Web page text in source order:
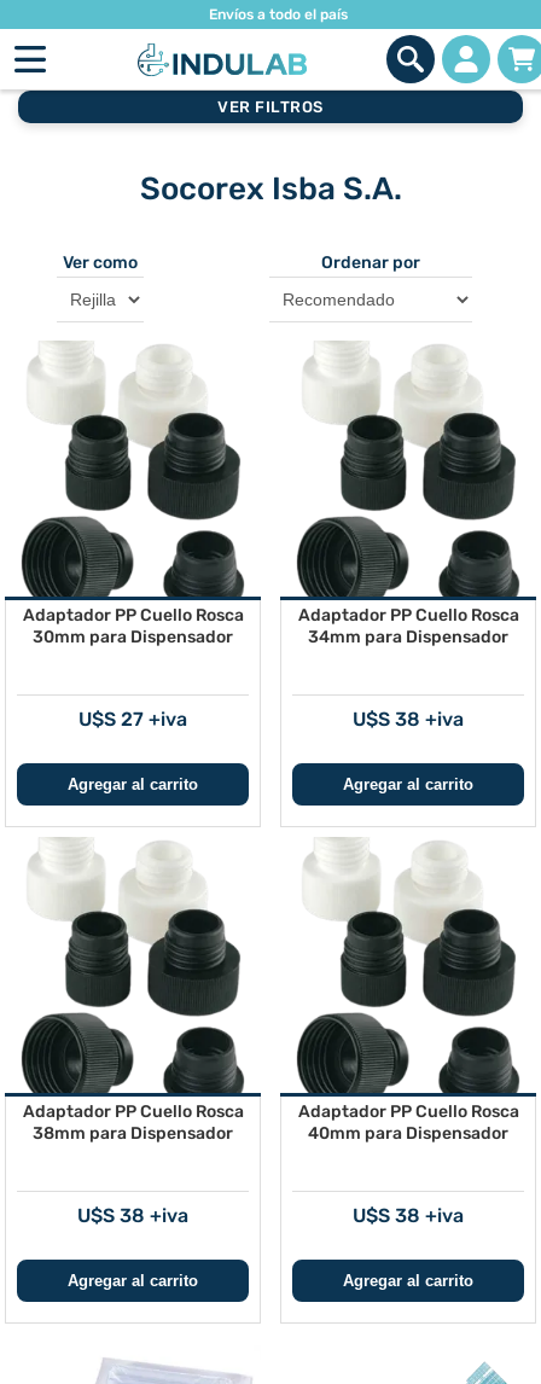
Envíos a todo el país
VER FILTROS
Socorex Isba S.A.
Ver como Ordenar por
Adaptador PP Cuello Rosca
30mm para Dispensador
U$S 27 +iva
Adaptador PP Cuello Rosca
34mm para Dispensador
U$S 38 +iva
Adaptador PP Cuello Rosca
38mm para Dispensador
U$S 38 +iva
Adaptador PP Cuello Rosca
40mm para Dispensador
U$S 38 +iva